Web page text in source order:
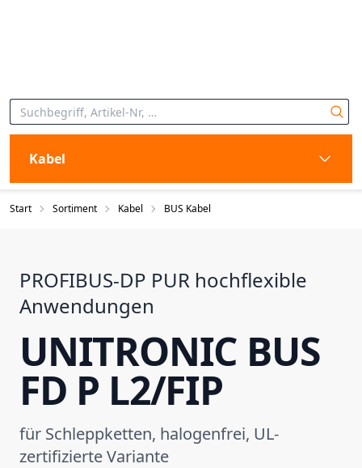
Kabel
Start Sortiment Kabel BUS Kabel
PROFIBUS-DP PUR hochflexible
Anwendungen
UNITRONIC BUS
FD P L2/FIP
für Schleppketten, halogenfrei, UL-
zertifizierte Variante